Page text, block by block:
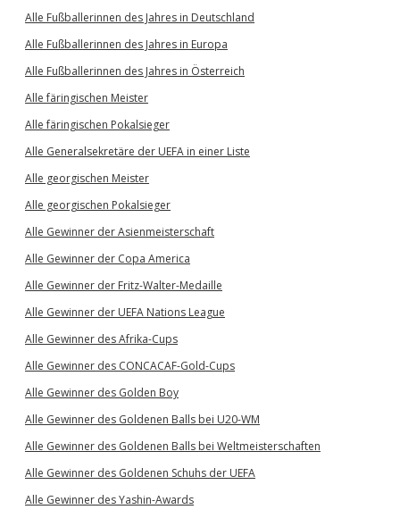
Alle Fußballerinnen des Jahres in Deutschland
Alle Fußballerinnen des Jahres in Europa
Alle Fußballerinnen des Jahres in Österreich
Alle färingischen Meister
Alle färingischen Pokalsieger
Alle Generalsekretäre der UEFA in einer Liste
Alle georgischen Meister
Alle georgischen Pokalsieger
Alle Gewinner der Asienmeisterschaft
Alle Gewinner der Copa America
Alle Gewinner der Fritz-Walter-Medaille
Alle Gewinner der UEFA Nations League
Alle Gewinner des Afrika-Cups
Alle Gewinner des CONCACAF-Gold-Cups
Alle Gewinner des Golden Boy
Alle Gewinner des Goldenen Balls bei U20-WM
Alle Gewinner des Goldenen Balls bei Weltmeisterschaften
Alle Gewinner des Goldenen Schuhs der UEFA
Alle Gewinner des Yashin-Awards